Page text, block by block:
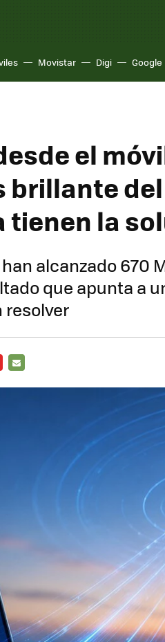
Movistar Digi
el
brillante
tienen la
alcanzado 670
que apunta a
resolver